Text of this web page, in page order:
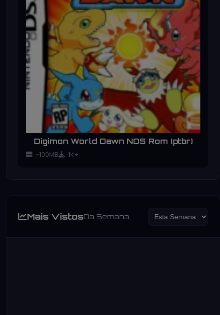
Digimon World Dawn NDS Rom (ptbr)
~100MB 1K+
Mais VistosDa Semana